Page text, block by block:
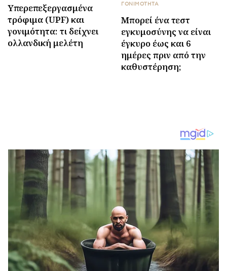
Υπερεπεξεργασμένα
τρόφιμα (UPF) και
γονιμότητα: τι δείχνει
ολλανδική μελέτη
ΓΟΝΙΜΟΤΗΤΑ
Μπορεί ένα τεστ
εγκυμοσύνης να είναι
έγκυρο έως και 6
ημέρες πριν από την
καθυστέρηση;